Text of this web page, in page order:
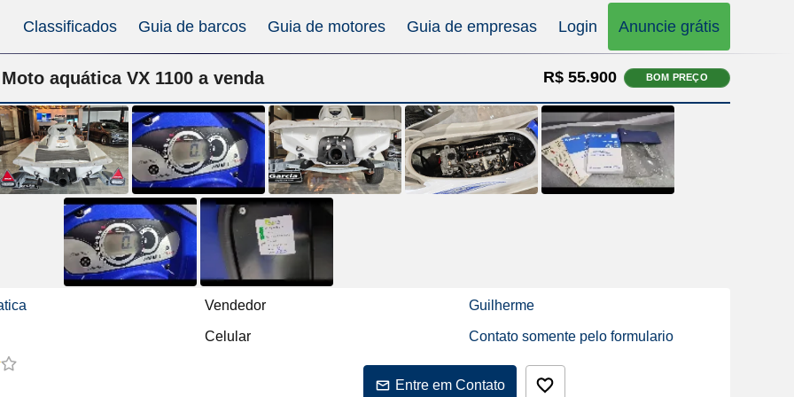
Classificados Guia de barcos Guia de motores Guia de empresas Login Anuncie grátis
Moto aquática VX 1100 a venda R$ 55.900 BOM PREÇO
Vendedor Guilherme
Celular Contato somente pelo formulario
Entre em Contato